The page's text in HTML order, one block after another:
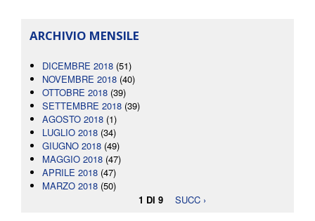
ARCHIVIO MENSILE
DICEMBRE 2018 (51)
NOVEMBRE 2018 (40)
OTTOBRE 2018 (39)
SETTEMBRE 2018 (39)
AGOSTO 2018 (1)
LUGLIO 2018 (34)
GIUGNO 2018 (49)
MAGGIO 2018 (47)
APRILE 2018 (47)
MARZO 2018 (50)
1 DI 9
SUCC ›